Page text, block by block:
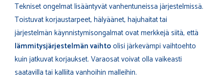
Tekniset ongelmat lisääntyvät vanhentuneissa järjestelmissä.
Toistuvat korjaustarpeet, hälyäänet, hajuhaitat tai
järjestelmän käynnistymisongalmat ovat merkkejä siitä, että
lämmitysjärjestelmän vaihtoolisi järkevämpi vaihtoehto
kuin jatkuvat korjaukset. Varaosat voivat olla vaikeasti
saatavilla tai kalliita vanhoihin malleihin.